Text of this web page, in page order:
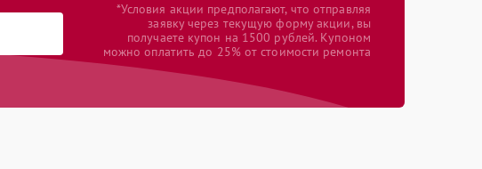
*Условия акции предполагают, что отправляя
заявку через текущую форму акции, вы
получаете купон на 1500 рублей. Купоном
можно оплатить до 25% от стоимости ремонта